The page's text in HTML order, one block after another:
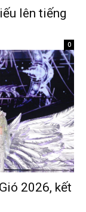
lên tiếng
0
2026, kết